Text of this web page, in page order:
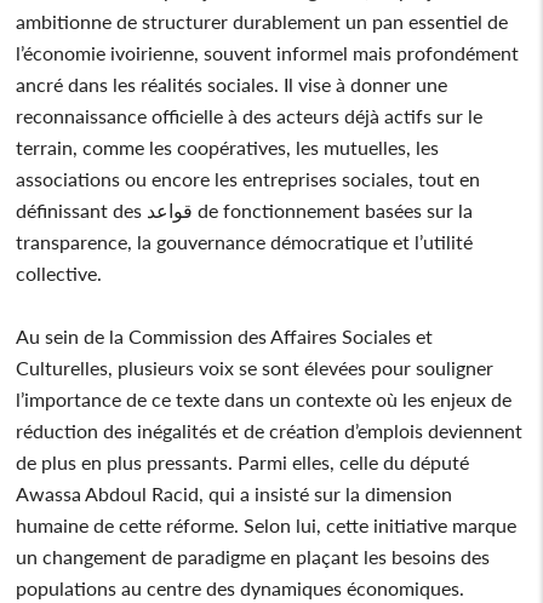
ambitionne de structurer durablement un pan essentiel de
l’économie ivoirienne, souvent informel mais profondément
ancré dans les réalités sociales. Il vise à donner une
reconnaissance officielle à des acteurs déjà actifs sur le
terrain, comme les coopératives, les mutuelles, les
associations ou encore les entreprises sociales, tout en
définissant des قواعد de fonctionnement basées sur la
transparence, la gouvernance démocratique et l’utilité
collective.
Au sein de la Commission des Affaires Sociales et
Culturelles, plusieurs voix se sont élevées pour souligner
l’importance de ce texte dans un contexte où les enjeux de
réduction des inégalités et de création d’emplois deviennent
de plus en plus pressants. Parmi elles, celle du député
Awassa Abdoul Racid, qui a insisté sur la dimension
humaine de cette réforme. Selon lui, cette initiative marque
un changement de paradigme en plaçant les besoins des
populations au centre des dynamiques économiques.